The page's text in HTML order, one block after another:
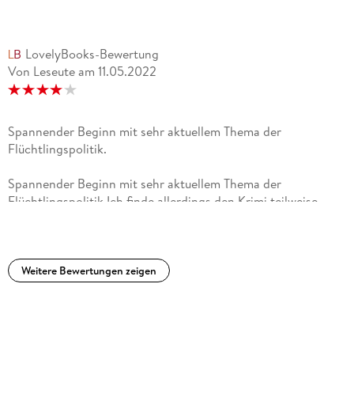
August 2016
Raffiniert komponierter Krimi, der bis zur letzten Seite
fesselt. Öko-Test, Juli 2016
LovelyBooks-Bewertung
Von Leseute am 11.05.2022
Spannender Beginn mit sehr aktuellem Thema der
Flüchtlingspolitik.
Spannender Beginn mit sehr aktuellem Thema der
Flüchtlingspolitik.Ich finde allerdings den Krimi teilweise
Geschichte von Nicolas klingt spannend und wirft auch in
diesem Buch Fragen auf. Allerdings wirkt es auch gewollt als
Weitere Bewertungen zeigen